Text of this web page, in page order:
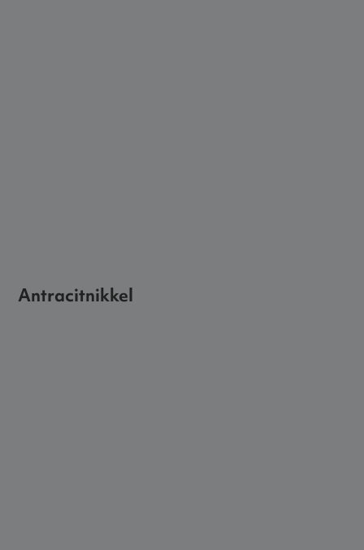
Antracitnikkel